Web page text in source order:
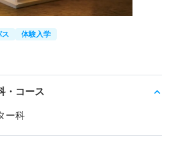
ス 体験入学
・コース
ー科